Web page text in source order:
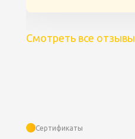
Смотреть все отзывы
Сертификаты